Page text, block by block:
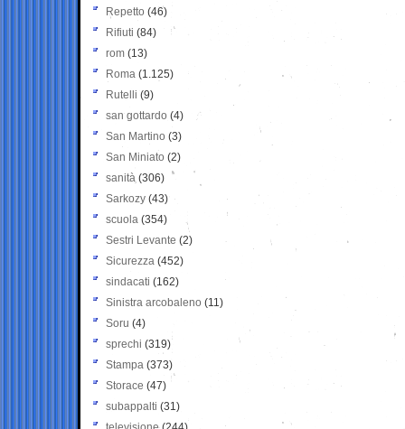
Repetto (46)
Rifiuti (84)
rom (13)
Roma (1.125)
Rutelli (9)
san gottardo (4)
San Martino (3)
San Miniato (2)
sanità (306)
Sarkozy (43)
scuola (354)
Sestri Levante (2)
Sicurezza (452)
sindacati (162)
Sinistra arcobaleno (11)
Soru (4)
sprechi (319)
Stampa (373)
Storace (47)
subappalti (31)